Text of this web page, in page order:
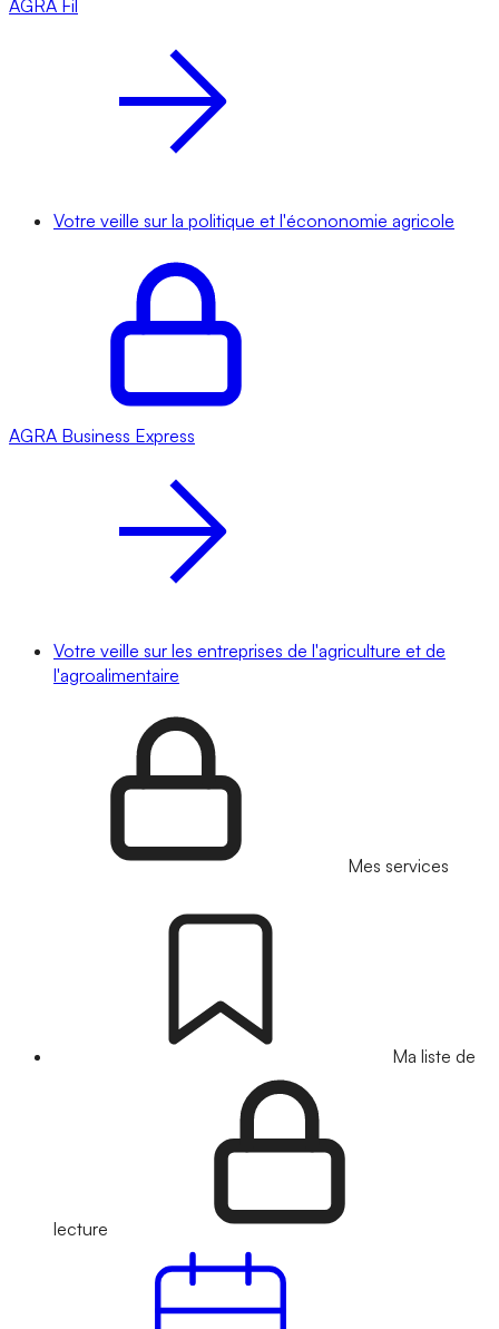
AGRA Fil
Votre veille sur la politique et l'écononomie agricole
AGRA Business Express
Votre veille sur les entreprises de l'agriculture et de
l'agroalimentaire
Mes services
Ma liste de
lecture